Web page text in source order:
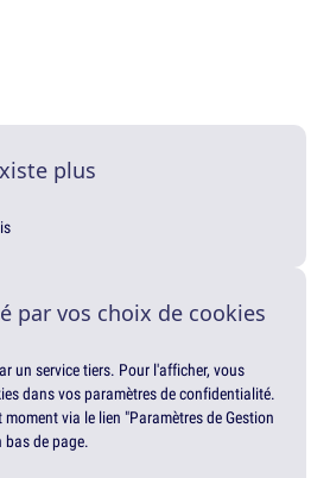
plus
par vos choix de cookies
un service tiers. Pour l'afficher, vous
dans vos paramètres de confidentialité.
via le lien "Paramètres de Gestion
de page.